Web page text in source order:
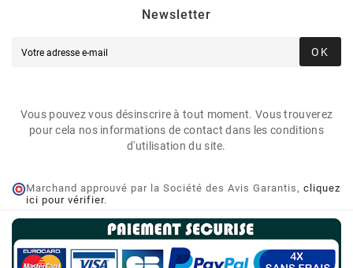
Newsletter
OK
Vous pouvez vous désinscrire à tout moment. Vous trouverez
pour cela nos informations de contact dans les conditions
d'utilisation du site.
Marchand approuvé par la Société des Avis Garantis, cliquez
ici pour vérifier.